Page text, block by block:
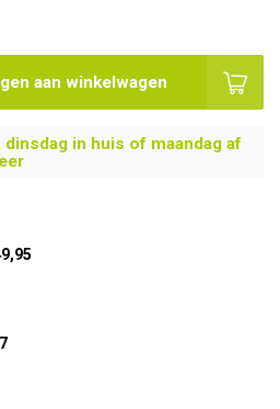
aan winkelwagen
dinsdag in huis of maandag af